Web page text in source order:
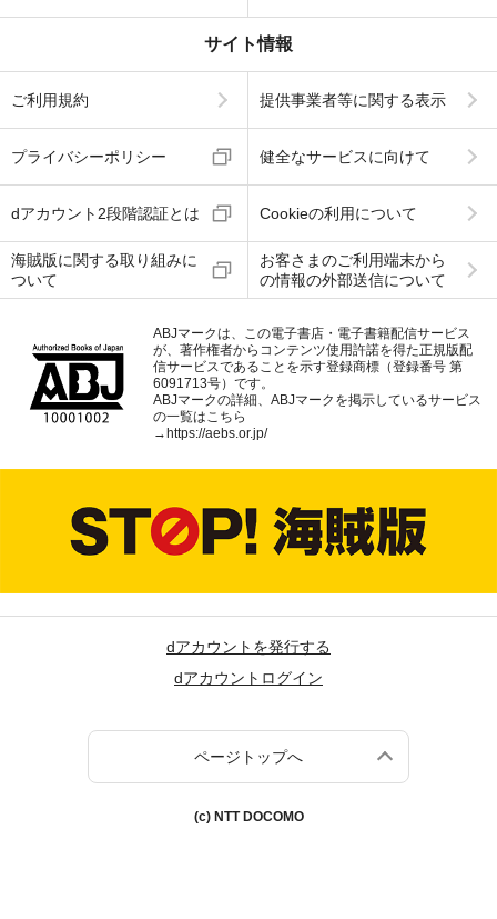
サイト情報
ご利用規約 提供事業者等に関する表示
プライバシーポリシー 健全なサービスに向けて
dアカウント2段階認証とは Cookieの利用について
海賊版に関する取り組みに
ついて
お客さまのご利用端末から
の情報の外部送信について
ABJマークは、この電子書店・電子書籍配信サービス
が、著作権者からコンテンツ使用許諾を得た正規版配
信サービスであることを示す登録商標（登録番号 第
6091713号）です。
ABJマークの詳細、ABJマークを掲示しているサービス
の一覧はこちら
→https://aebs.or.jp/
dアカウントを発行する
dアカウントログイン
ページトップへ
(c) NTT DOCOMO